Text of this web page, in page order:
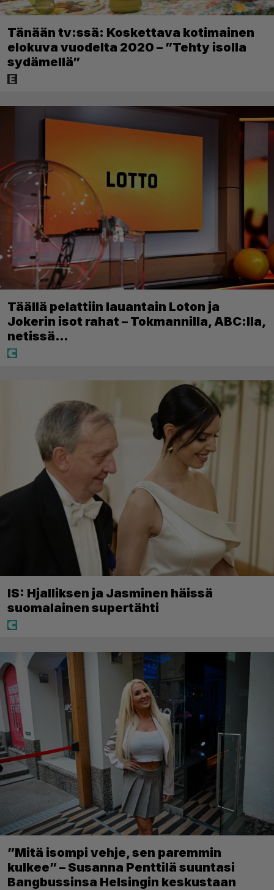
Tänään tv:ssä: Koskettava kotimainen
elokuva vuodelta 2020 – ”Tehty isolla
sydämellä”
Täällä pelattiin lauantain Loton ja
Jokerin isot rahat – Tokmannilla, ABC:lla,
netissä…
IS: Hjalliksen ja Jasminen häissä
suomalainen supertähti
”Mitä isompi vehje, sen paremmin
kulkee” – Susanna Penttilä suuntasi
Bangbussinsa Helsingin keskustaan